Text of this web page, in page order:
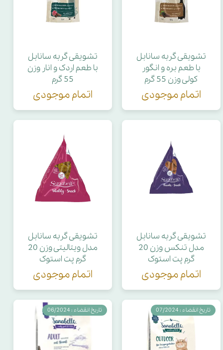
تشویقی گربه سانابل
با طعم بره و انگور
کولی وزن 55 گرم
اتمام موجودی
تشویقی گربه سانابل
با طعم اردک و انار وزن
55 گرم
اتمام موجودی
تشویقی گربه سانابل
مدل تنکس وزن 20
گرم پت استوک
اتمام موجودی
تشویقی گربه سانابل
مدل ویتالیتی وزن 20
گرم پت استوک
اتمام موجودی
تاریخ انقضاء : 07/2024 تاریخ انقضاء : 06/2024